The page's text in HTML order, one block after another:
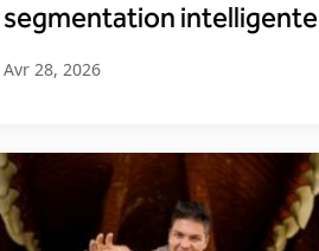
segmentation intelligente
Avr 28, 2026